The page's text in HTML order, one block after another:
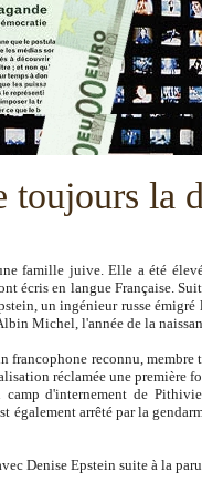
la
famille juive. Elle a été
écris en langue Française.
un ingénieur russe
Michel, l'année de la
francophone reconnu, membre
réclamée une première
d'internement de
également arrêté par la
Denise Epstein suite à la